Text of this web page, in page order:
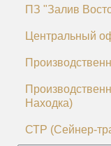
ПЗ "Залив
Центральный
Находка)
СТР (Сейнер-